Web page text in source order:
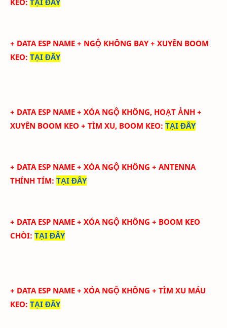
+ DATA ESP NAME + NGỘ KHÔNG BAY + XUYÊN BOOM
KEO: TẠI ĐÂY
+ DATA ESP NAME + XÓA NGỘ KHÔNG, HOẠT ẢNH +
XUYÊN BOOM KEO + TÌM XU, BOOM KEO: TẠI ĐÂY
+ DATA ESP NAME + XÓA NGỘ KHÔNG + ANTENNA
THÍNH TÍM: TẠI ĐÂY
+ DATA ESP NAME + XÓA NGỘ KHÔNG + BOOM KEO
CHÒI: TẠI ĐÂY
+ DATA ESP NAME + XÓA NGỘ KHÔNG + TÌM XU MÁU
KEO: TẠI ĐÂY